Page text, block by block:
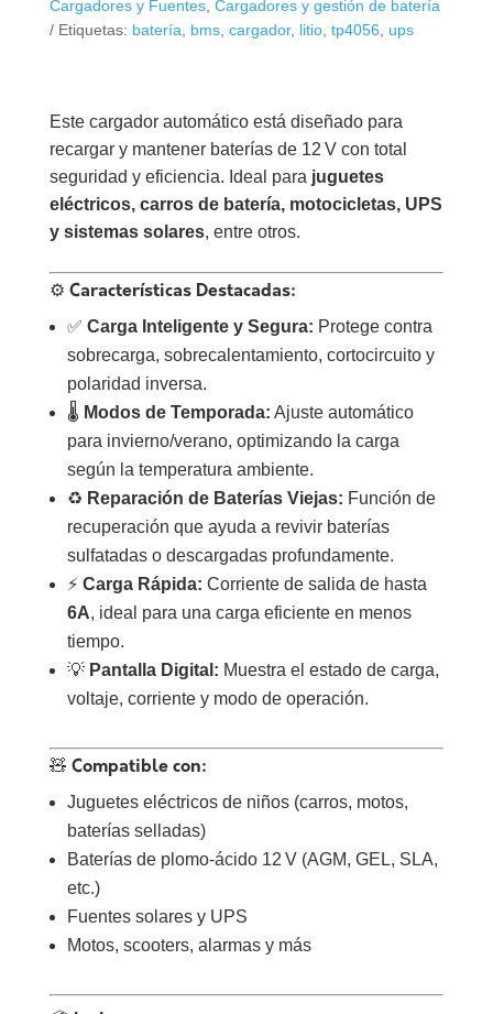
Cargadores y Fuentes, Cargadores y gestión de batería
Etiquetas: batería, bms, cargador, litio, tp4056, ups
Este cargador automático está diseñado para
recargar y mantener baterías de 12 V con total
seguridad y eficiencia. Ideal para juguetes
eléctricos, carros de batería, motocicletas, UPS
y sistemas solares, entre otros.
⚙️ Características Destacadas:
✅ Carga Inteligente y Segura: Protege contra
sobrecarga, sobrecalentamiento, cortocircuito y
polaridad inversa.
🌡️ Modos de Temporada: Ajuste automático
para invierno/verano, optimizando la carga
según la temperatura ambiente.
♻️ Reparación de Baterías Viejas: Función de
recuperación que ayuda a revivir baterías
sulfatadas o descargadas profundamente.
⚡ Carga Rápida: Corriente de salida de hasta
6A, ideal para una carga eficiente en menos
tiempo.
💡 Pantalla Digital: Muestra el estado de carga,
voltaje, corriente y modo de operación.
🧸 Compatible con:
Juguetes eléctricos de niños (carros, motos,
baterías selladas)
Baterías de plomo-ácido 12 V (AGM, GEL, SLA,
etc.)
Fuentes solares y UPS
Motos, scooters, alarmas y más